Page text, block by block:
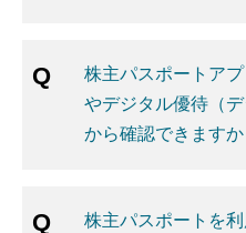
株主パスポートア
やデジタル優待（
から確認できますか
株主パスポートを